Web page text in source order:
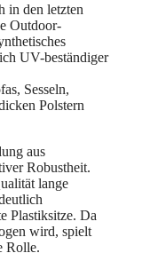
in den letzten
Outdoor-
UV-beständiger
Sesseln,
Polstern
aus
Robustheit.
lange
Plastiksitze. Da
wird, spielt
Rolle.